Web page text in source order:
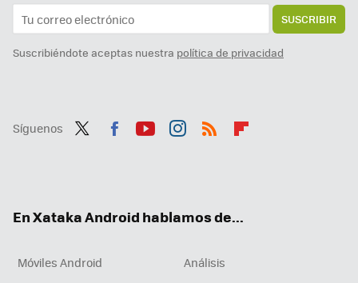
SUSCRIBIR
Suscribiéndote aceptas nuestra política de privacidad
Síguenos
En Xataka Android hablamos de...
Móviles Android
Análisis